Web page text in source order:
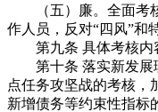
（五）廉。全面考核
作人员，反对“四风”和
第九条 具体考核内容
第十条 落实新发展理
点任务攻坚战的考核，
新增债务等约束性指标